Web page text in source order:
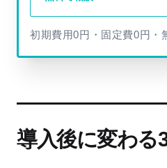
初期費用0円・固定費0円・
導入後に変わる